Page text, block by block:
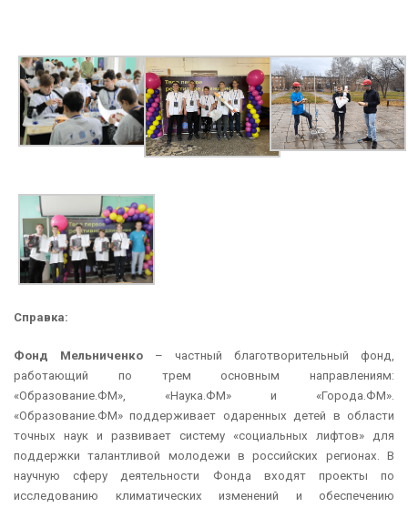
Справка:
Фонд Мельниченко – частный благотворительный фонд,
работающий по трем основным направлениям:
«Образование.ФМ», «Наука.ФМ» и «Города.ФМ».
«Образование.ФМ» поддерживает одаренных детей в области
точных наук и развивает систему «социальных лифтов» для
поддержки талантливой молодежи в российских регионах. В
научную сферу деятельности Фонда входят проекты по
исследованию климатических изменений и обеспечению